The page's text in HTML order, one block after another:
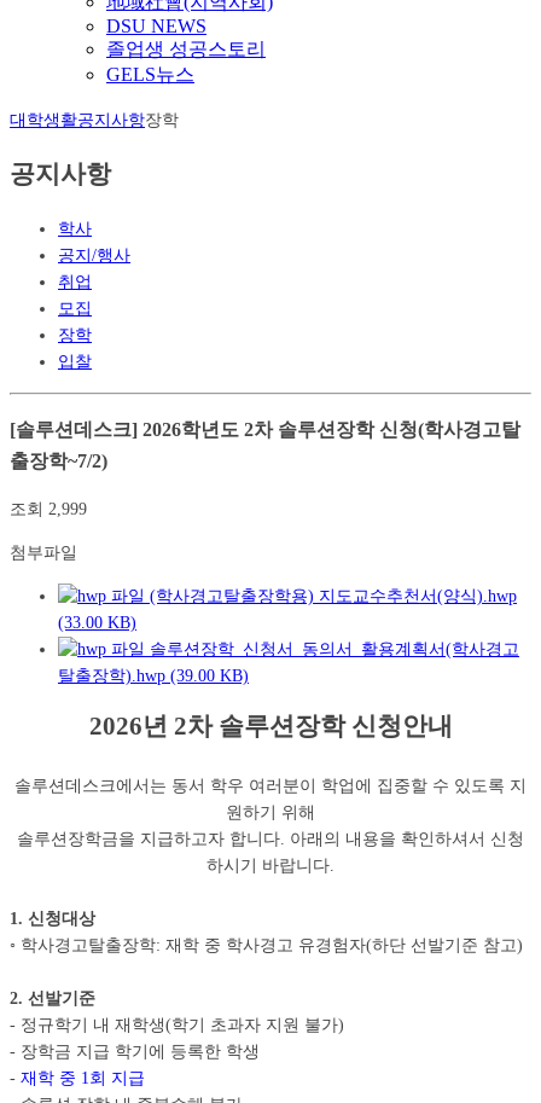
DSU NEWS
졸업생 성공스토리
GELS뉴스
대학생활공지사항장학
공지사항
학사
공지/행사
취업
모집
장학
입찰
[솔루션데스크] 2026학년도 2차 솔루션장학 신청(학사경고탈
출장학~7/2)
조회 2,999
첨부파일
(학사경고탈출장학용) 지도교수추천서(양식).hwp
(33.00 KB)
솔루션장학_신청서_동의서_활용계획서(학사경고
탈출장학).hwp (39.00 KB)
2026년 2차 솔루션장학 신청안내
솔루션데스크에서는 동서 학우 여러분이 학업에 집중할 수 있도록 지
원하기 위해
솔루션장학금을 지급하고자 합니다. 아래의 내용을 확인하셔서 신청
하시기 바랍니다.
1. 신청대상
◦ 학사경고탈출장학: 재학 중 학사경고 유경험자(하단 선발기준 참고)
2. 선발기준
- 정규학기 내 재학생(학기 초과자 지원 불가)
- 장학금 지급 학기에 등록한 학생
- 재학 중 1회 지급